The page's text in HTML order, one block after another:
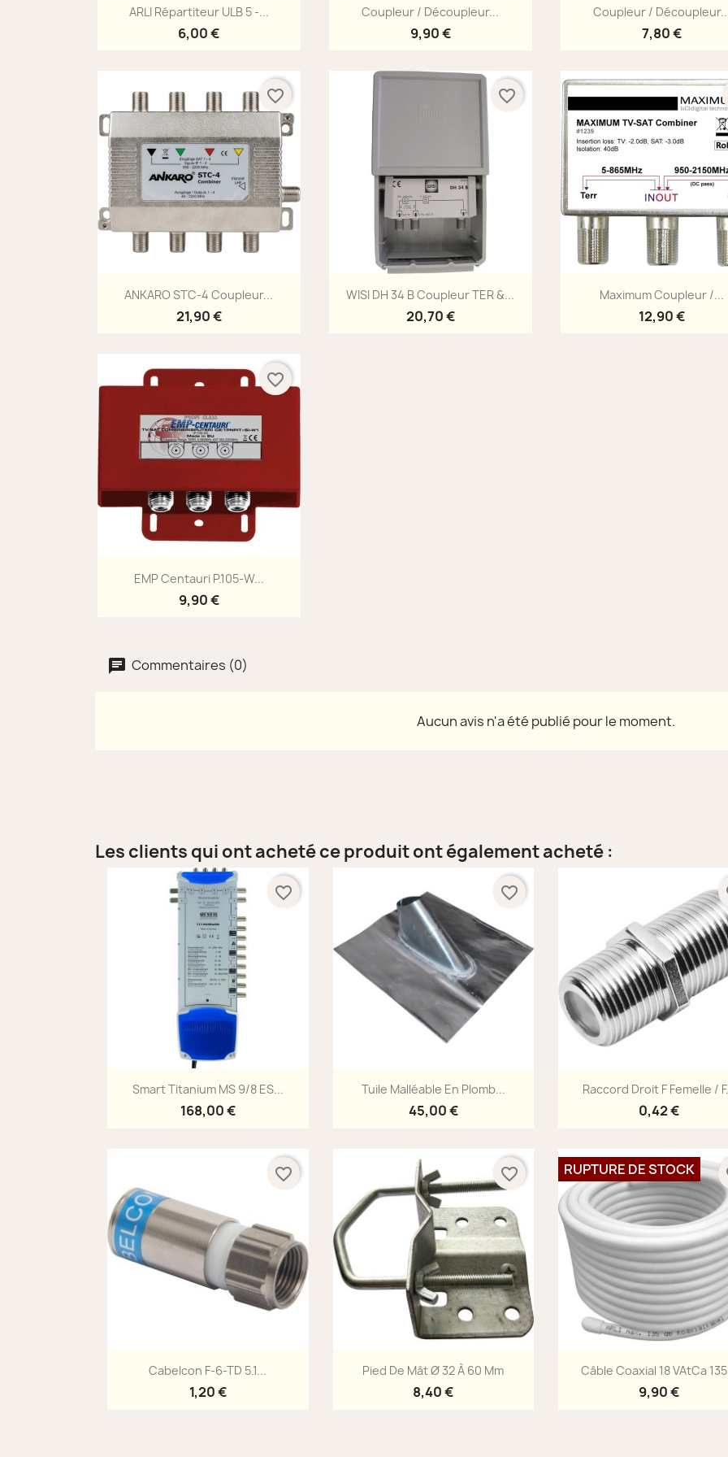
Aperçu rapide
ARLI Répartiteur ULB 5 -...
6,00 €
Aperçu rapide
Coupleur / Découpleur...
9,90 €
Aperçu rapide
Coupleur /
7,80 €
Aperçu rapide
ANKARO STC-4 Coupleur...
21,90 €
favorite_border
Aperçu rapide
WISI DH 34 B Coupleur TER &...
20,70 €
favorite_border
Aperçu rapide
Maximum Coupleur /...
12,90 €
Aperçu rapide
EMP Centauri P.105-W...
9,90 €
favorite_border
Commentaires (0)
Aucun avis n'a été publié pour le moment.
Les clients qui ont acheté ce produit ont également acheté :
Aperçu rapide
Smart Titanium MS 9/8 ES...
168,00 €
favorite_border
Aperçu rapide
Tuile Malléable En Plomb...
45,00 €
favorite_border
Aperçu rapide
Raccord Droit F Femelle /
0,42 €
Aperçu rapide
Cabelcon F-6-TD 5.1...
1,20 €
favorite_border
Aperçu rapide
Pied De Mât Ø 32 À 60 Mm
8,40 €
favorite_border
Aperçu rapide
Câble Coaxial 18 VAtCa
9,90 €
RUPTURE DE STOCK